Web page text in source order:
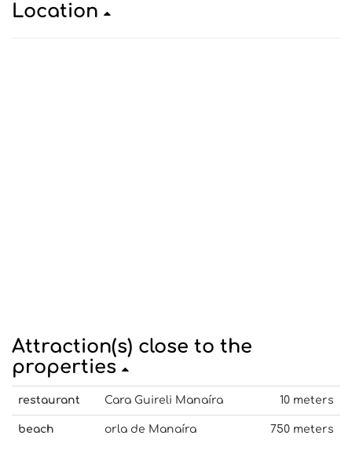
Location
Attraction(s) close to the
properties
restaurant Cara Guireli Manaíra 10 meters
beach orla de Manaíra 750 meters